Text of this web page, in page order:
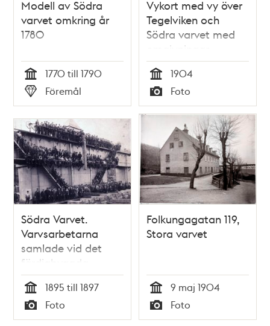
Modell av Södra
varvet omkring år
1780
Tid
1770 till 1790
Typ
Föremål
Vykort med vy över
Tegelviken och
Södra varvet med
omgivningar
Tid
1904
Typ
Foto
Södra Varvet.
Varvsarbetarna
samlade vid det
färdigbyggda
fartyget, vars namn
är oidentifierat.
Tid
1895 till 1897
Typ
Foto
Folkungagatan 119,
Stora varvet
Tid
9 maj 1904
Typ
Foto